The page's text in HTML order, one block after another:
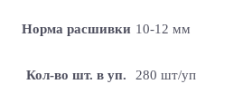
Норма расшивки 10-12 мм
Кол-во шт. в уп. 280 шт/уп